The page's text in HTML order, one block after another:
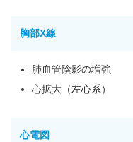
胸部X線
肺血管陰影の増強
心拡大（左心系）
心電図